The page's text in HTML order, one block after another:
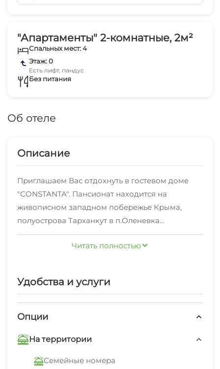
"Апартаменты" 2-комнатные, 2м²
Спальных мест: 4
Этаж: 0
Есть лифт, пандус
Без питания
Об отеле
Описание
Приглашаем Вас отдохнуть в гостевом доме
"СONSTANTA". Пансионат находится на
живописном западном побережье Крыма,
полуострова Тарханкут в п.Оленевка
Черноморского р-на.
Курортный п. Оленевка является современным
кафе, столовых, а также имеются: рынок, почта,
От гостевого дома до песчаного пляжа 800
Идеальное место для тихого семейного отдыха
организованы морские и велопрогулки,
Читать полностью
Удобства и услуги
Опции
На территории
Семейные номера